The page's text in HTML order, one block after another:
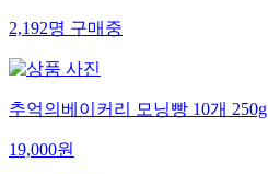
2,192명구매중
추억의베이커리 모닝빵 10개 250g
19,000원